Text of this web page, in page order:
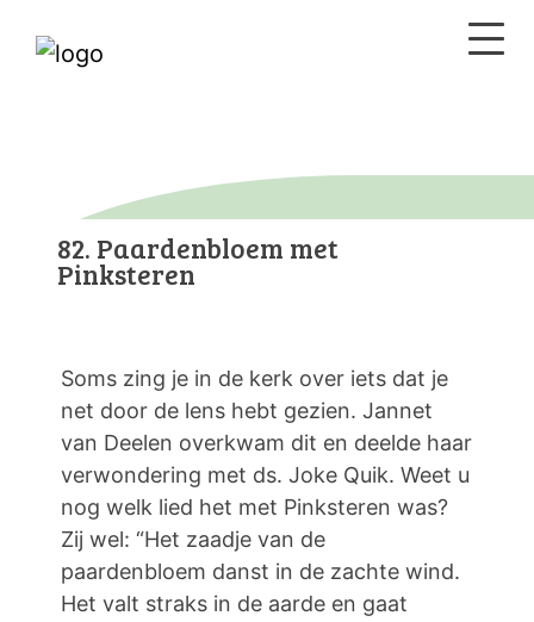
82. Paardenbloem met
Pinksteren
Soms zing je in de kerk over iets dat je
net door de lens hebt gezien. Jannet
van Deelen overkwam dit en deelde haar
verwondering met ds. Joke Quik. Weet u
nog welk lied het met Pinksteren was?
Zij wel: “Het zaadje van de
paardenbloem danst in de zachte wind.
Het valt straks in de aarde en gaat